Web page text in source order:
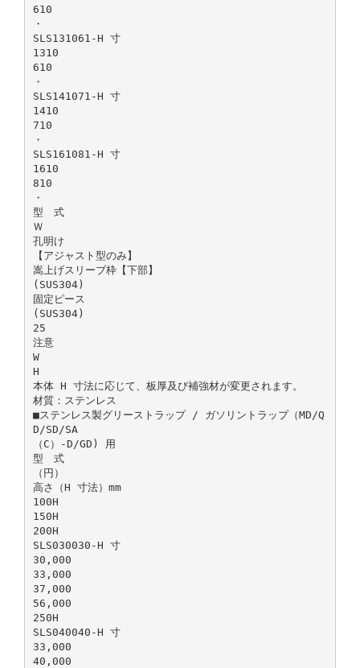
610
・
SLS131061-H 寸
1310
610
・
SLS141071-H 寸
1410
710
・
SLS161081-H 寸
1610
810
・
型 式
Ｗ
孔明け
【アジャスト型のみ】
嵩上げスリーブ枠【下部】
(SUS304)
固定ピース
(SUS304)
25
注意
W
H
本体 H 寸法に応じて、板厚及び補強材が変更されます。
材質：ステンレス
■ステンレス製グリーストラップ / ガソリントラップ（MD/Q
D/SD/SA
（C）-D/GD) 用
型 式
（円）
高さ（H 寸法）mm
100H
150H
200H
SLS030030-H 寸
30,000
33,000
37,000
56,000
250H
SLS040040-H 寸
33,000
40,000